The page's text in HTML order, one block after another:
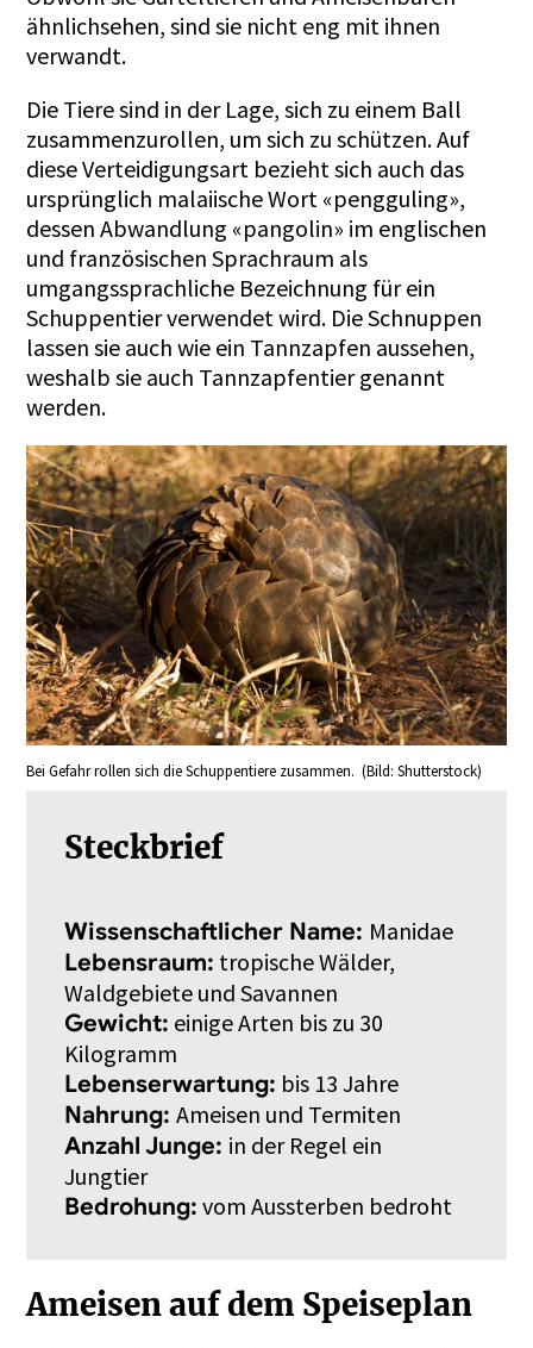
ähnlichsehen, sind sie nicht eng mit ihnen
verwandt.
Die Tiere sind in der Lage, sich zu einem Ball
zusammenzurollen, um sich zu schützen. Auf
diese Verteidigungsart bezieht sich auch das
ursprünglich malaiische Wort «pengguling»,
dessen Abwandlung «pangolin» im englischen
und französischen Sprachraum als
umgangssprachliche Bezeichnung für ein
Schuppentier verwendet wird. Die Schnuppen
lassen sie auch wie ein Tannzapfen aussehen,
weshalb sie auch Tannzapfentier genannt
werden.
Bei Gefahr rollen sich die Schuppentiere zusammen. (Bild: Shutterstock)
Steckbrief
Wissenschaftlicher Name: Manidae
Lebensraum: tropische Wälder,
Waldgebiete und Savannen
Gewicht: einige Arten bis zu 30
Kilogramm
Lebenserwartung: bis 13 Jahre
Nahrung:Ameisen und Termiten
Anzahl Junge: in der Regel ein
Jungtier
Bedrohung: vom Aussterben bedroht
Ameisen auf dem Speiseplan